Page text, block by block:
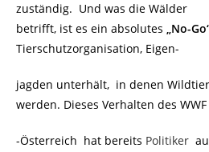
zuständig. Und was die Wälder
betrifft, ist es ein absolutes „No-
Tierschutzorganisation, Eigen-
jagden unterhält, in denen
werden. Dieses Verhalten des WWF
-Österreich hat bereits Politiker